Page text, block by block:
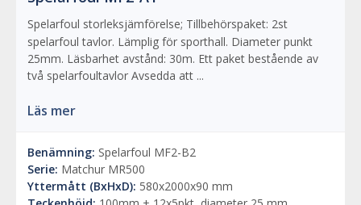
Spelarfoul storleksjämförelse; Tillbehörspaket: 2st
spelarfoul tavlor. Lämplig för sporthall. Diameter punkt
25mm. Läsbarhet avstånd: 30m. Ett paket bestående av
två spelarfoultavlor Avsedda att ...
Läs mer
Benämning: Spelarfoul MF2-B2
Serie: Matchur MR500
Yttermått (BxHxD): 580x2000x90 mm